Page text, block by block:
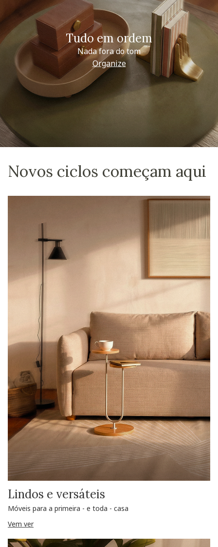
Tudo em ordem
Nada fora do tom
Organize
Novos ciclos começam aqui
Lindos e versáteis
Móveis para a primeira - e toda - casa
Vem ver